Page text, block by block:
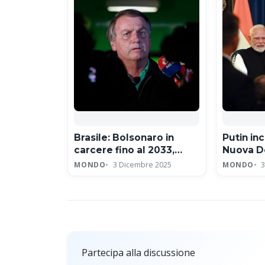
Brasile: Bolsonaro in
carcere fino al 2033,
condanna a 27 anni per
MONDO 3 Dicembre 2025
Putin
Nuova
energia
MONDO
Partecipa alla discussione